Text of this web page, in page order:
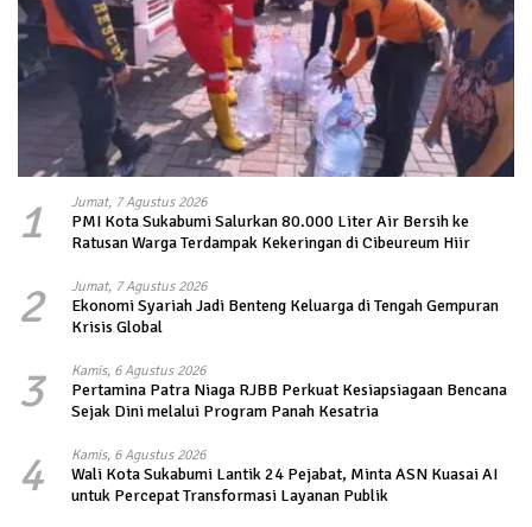
1 Jumat, 7 Agustus 2026
PMI Kota Sukabumi Salurkan 80.000 Liter Air Bersih ke
Ratusan Warga Terdampak Kekeringan di Cibeureum Hiir
2 Jumat, 7 Agustus 2026
Ekonomi Syariah Jadi Benteng Keluarga di Tengah Gempuran
Krisis Global
3 Kamis, 6 Agustus 2026
Pertamina Patra Niaga RJBB Perkuat Kesiapsiagaan Bencana
Sejak Dini melalui Program Panah Kesatria
4 Kamis, 6 Agustus 2026
Wali Kota Sukabumi Lantik 24 Pejabat, Minta ASN Kuasai AI
untuk Percepat Transformasi Layanan Publik